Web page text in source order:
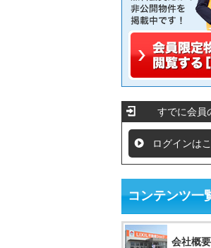
すでに会員
ログインは
コンテンツ一
会社概要